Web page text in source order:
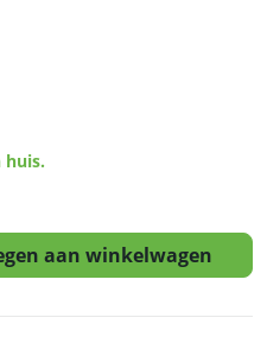
huis.
aan winkelwagen